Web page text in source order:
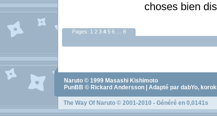
choses bien
Pages: 1 2 3 4 5 6… 8
Naruto © 1999 Masashi Kishimoto
PunBB © Rickard Andersson | Adapté par dabYo,
The Way Of Naruto © 2001-2010 - Généré en 0,0141s